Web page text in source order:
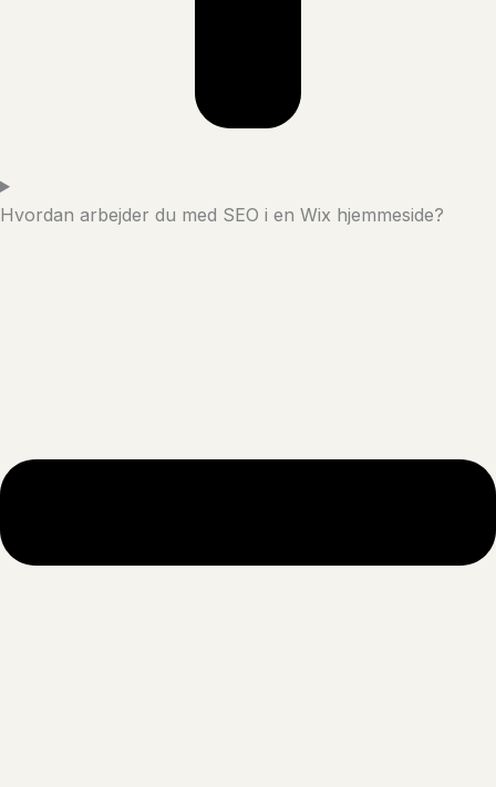
Hvordan arbejder du med SEO i en Wix hjemmeside?